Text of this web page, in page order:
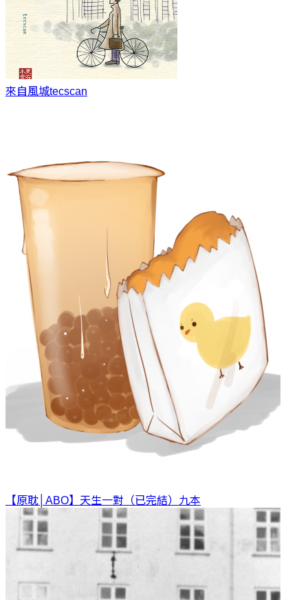
來自風城tecscan
【原耽│ABO】天生一對（已完結） 九本